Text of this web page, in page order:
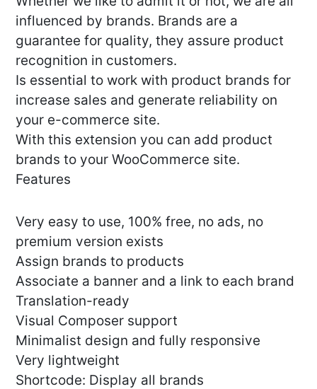
influenced by brands. Brands are a
guarantee for quality, they assure product
recognition in customers.
Is essential to work with product brands for
increase sales and generate reliability on
your e-commerce site.
With this extension you can add product
brands to your WooCommerce site.
Features
Very easy to use, 100% free, no ads, no
premium version exists
Assign brands to products
Associate a banner and a link to each brand
Translation-ready
Visual Composer support
Minimalist design and fully responsive
Very lightweight
Shortcode: Display all brands